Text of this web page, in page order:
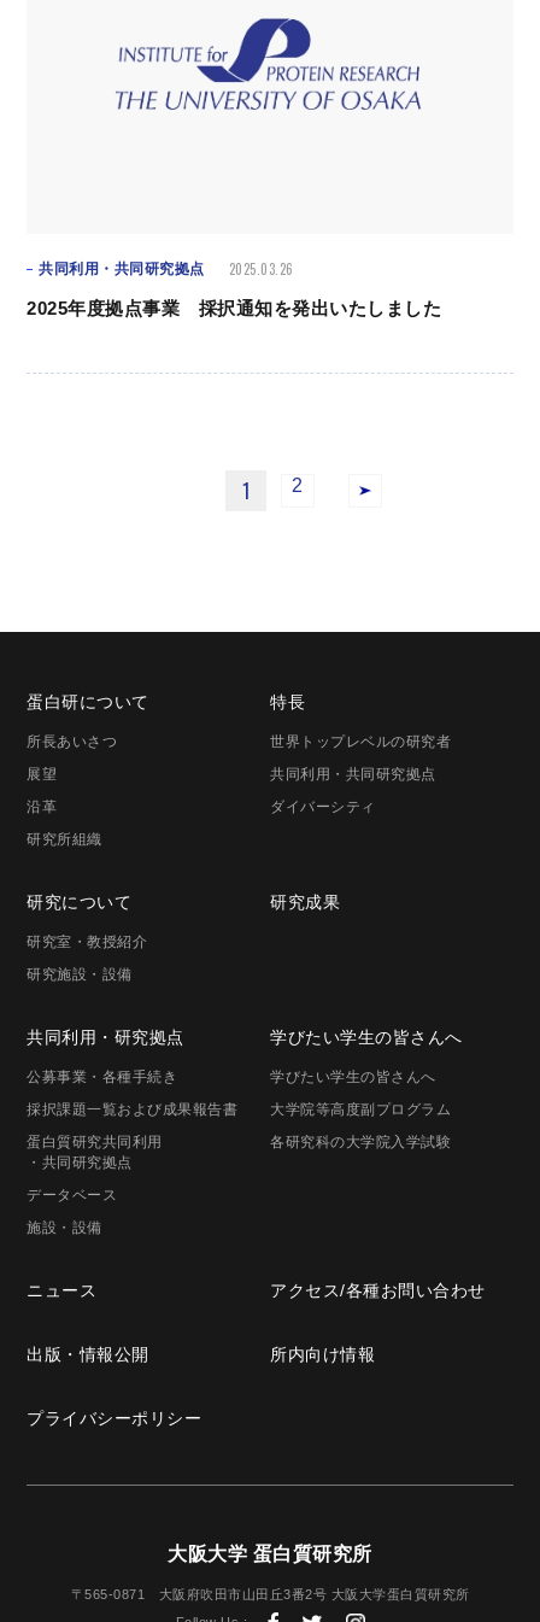
共同利用・共同研究拠点 2025.03.26
2025年度拠点事業 採択通知を発出いたしました
1 2
蛋白研について
所長あいさつ
展望
沿革
研究所組織
特長
世界トップレベルの研究者
共同利用・共同研究拠点
ダイバーシティ
研究について
研究室・教授紹介
研究施設・ 設備
研究成果
共同利用・ 研究拠点
公募事業 ・各種手続き
採択課題一覧および成果報告書
蛋白質研究共同利用
・共同研究拠点
データベース
施設・設備
学びたい学生の皆さんへ
学びたい学生の皆さんへ
大学院等高度副プログラム
各研究科の大学院入学試験
ニュース アクセス/各種お問い合わせ
出版・情報公開 所内向け情報
プライバシーポリシー
大阪大学 蛋白質研究所
〒565-0871 大阪府吹田市山田丘3番2号 大阪大学蛋白質研究所